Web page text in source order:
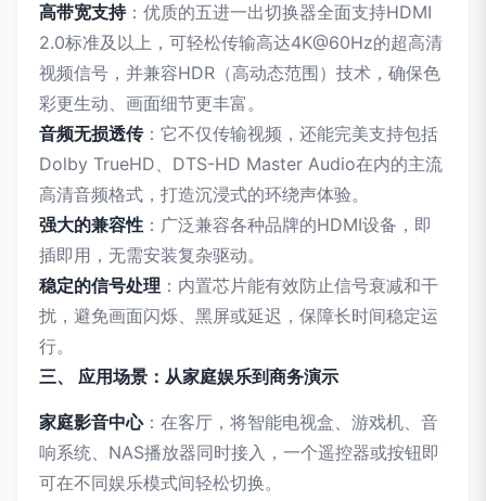
高带宽支持：优质的五进一出切换器全面支持HDMI
2.0标准及以上，可轻松传输高达4K@60Hz的超高清
视频信号，并兼容HDR（高动态范围）技术，确保色
彩更生动、画面细节更丰富。
音频无损透传：它不仅传输视频，还能完美支持包括
Dolby TrueHD、DTS-HD Master Audio在内的主流
高清音频格式，打造沉浸式的环绕声体验。
强大的兼容性 ：广泛兼容各种品牌的HDMI设备，即
插即用，无需安装复杂驱动。
稳定的信号处理 ：内置芯片能有效防止信号衰减和干
扰，避免画面闪烁、黑屏或延迟，保障长时间稳定运
行。
三、 应用场景：从家庭娱乐到商务演示
家庭影音中心：在客厅，将智能电视盒、游戏机、音
响系统、NAS播放器同时接入，一个遥控器或按钮即
可在不同娱乐模式间轻松切换。